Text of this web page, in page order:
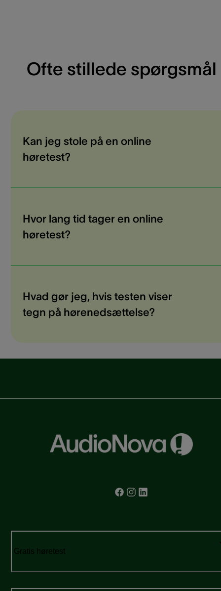
Ofte stillede spørgsmål
Kan jeg stole på en online
høretest?
Hvor lang tid tager en online
høretest?
Hvad gør jeg, hvis testen viser
tegn på hørenedsættelse?
Gratis høretest